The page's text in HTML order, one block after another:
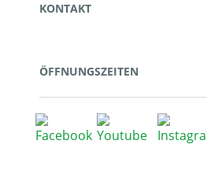
KONTAKT
ÖFFNUNGSZEITEN